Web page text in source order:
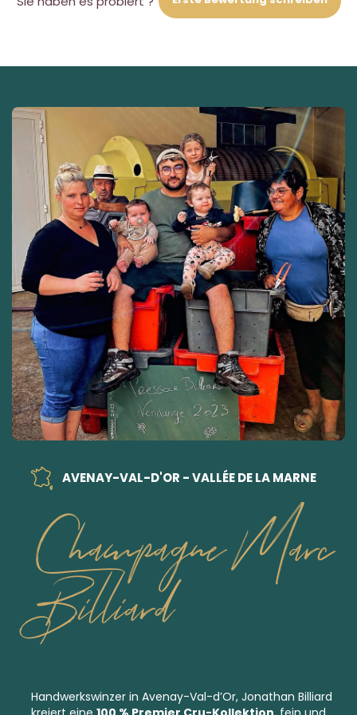
AVENAY-VAL-D'OR - VALLÉE DE LA MARNE
Champagne Marc
Billiard
Handwerkswinzer in Avenay-Val-d’Or, Jonathan Billiard